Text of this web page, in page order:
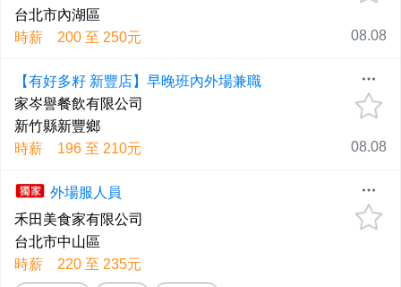
台北市內湖區
時薪 200 至 250元
08.08
【有好多籽 新豐店】早晚班內外場兼職
家岑譽餐飲有限公司
新竹縣新豐鄉
時薪 196 至 210元
08.08
外場服人員
禾田美食家有限公司
台北市中山區
時薪 220 至 235元